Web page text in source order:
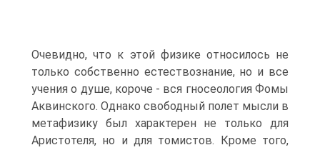
Очевидно, что к этой физике относилось не
только собственно естество­знание, но и все
учения о душе, короче - вся гносеология Фомы
Аквинского. Однако свободный полет мысли в
метафизику был характерен не только для
Аристотеля, но и для томистов. Кро­ме того,